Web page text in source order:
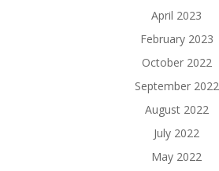
April 2023
February 2023
October 2022
September 2022
August 2022
July 2022
May 2022